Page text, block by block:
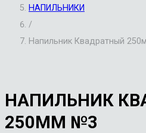
НАПИЛЬНИКИ
/
Напильник Квадратный
НАПИЛЬНИК
250ММ №3